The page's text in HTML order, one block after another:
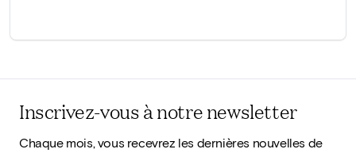
Inscrivez-vous à notre newsletter
Chaque mois, vous recevrez les dernières nouvelles de